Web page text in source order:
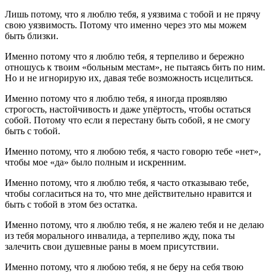
Лишь потому, что я люблю тебя, я уязвима с тобой и не прячу
свою уязвимость. Потому что именно через это мы можем
быть близки.
Именно потому что я люблю тебя, я терпеливо и бережно
отношусь к твоим «больным местам», не пытаясь бить по ним.
Но и не игнорирую их, давая тебе возможность исцелиться.
Именно потому что я люблю тебя, я иногда проявляю
строгость, настойчивость и даже упёртость, чтобы остаться
собой. Потому что если я перестану быть собой, я не смогу
быть с тобой.
Именно потому, что я любою тебя, я часто говорю тебе «нет»,
чтобы мое «да» было полным и искренним.
Именно потому, что я люблю тебя, я часто отказываю тебе,
чтобы согласиться на то, что мне действительно нравится и
быть с тобой в этом без остатка.
Именно потому, что я люблю тебя, я не жалею тебя и не делаю
из тебя морального инвалида, а терпеливо жду, пока ты
залечить свои душевные раны в моем присутствии.
Именно потому, что я любою тебя, я не беру на себя твою